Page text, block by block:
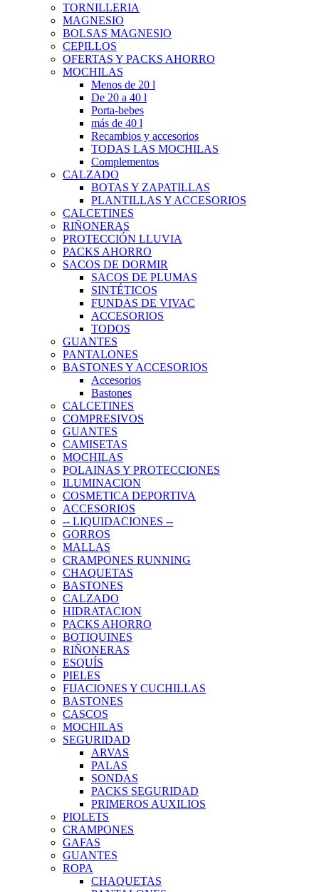
TORNILLERIA
MAGNESIO
BOLSAS MAGNESIO
CEPILLOS
OFERTAS Y PACKS AHORRO
MOCHILAS
Menos de 20 l
De 20 a 40 l
Porta-bebes
más de 40 l
Recambios y accesorios
TODAS LAS MOCHILAS
Complementos
CALZADO
BOTAS Y ZAPATILLAS
PLANTILLAS Y ACCESORIOS
CALCETINES
RIÑONERAS
PROTECCIÓN LLUVIA
PACKS AHORRO
SACOS DE DORMIR
SACOS DE PLUMAS
SINTÉTICOS
FUNDAS DE VIVAC
ACCESORIOS
TODOS
GUANTES
PANTALONES
BASTONES Y ACCESORIOS
Accesorios
Bastones
CALCETINES
COMPRESIVOS
GUANTES
CAMISETAS
MOCHILAS
POLAINAS Y PROTECCIONES
ILUMINACION
COSMETICA DEPORTIVA
ACCESORIOS
-- LIQUIDACIONES --
GORROS
MALLAS
CRAMPONES RUNNING
CHAQUETAS
BASTONES
CALZADO
HIDRATACION
PACKS AHORRO
BOTIQUINES
RIÑONERAS
ESQUÍS
PIELES
FIJACIONES Y CUCHILLAS
BASTONES
CASCOS
MOCHILAS
SEGURIDAD
ARVAS
PALAS
SONDAS
PACKS SEGURIDAD
PRIMEROS AUXILIOS
PIOLETS
CRAMPONES
GAFAS
GUANTES
ROPA
CHAQUETAS